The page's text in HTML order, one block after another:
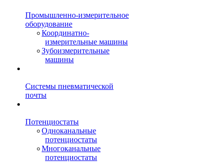
Промышленно-измерительное
оборудование
Координатно-
измерительные машины
Зубоизмерительные
машины
Системы пневматической
почты
Потенциостаты
Одноканальные
потенциостаты
Многоканальные
потенциостаты